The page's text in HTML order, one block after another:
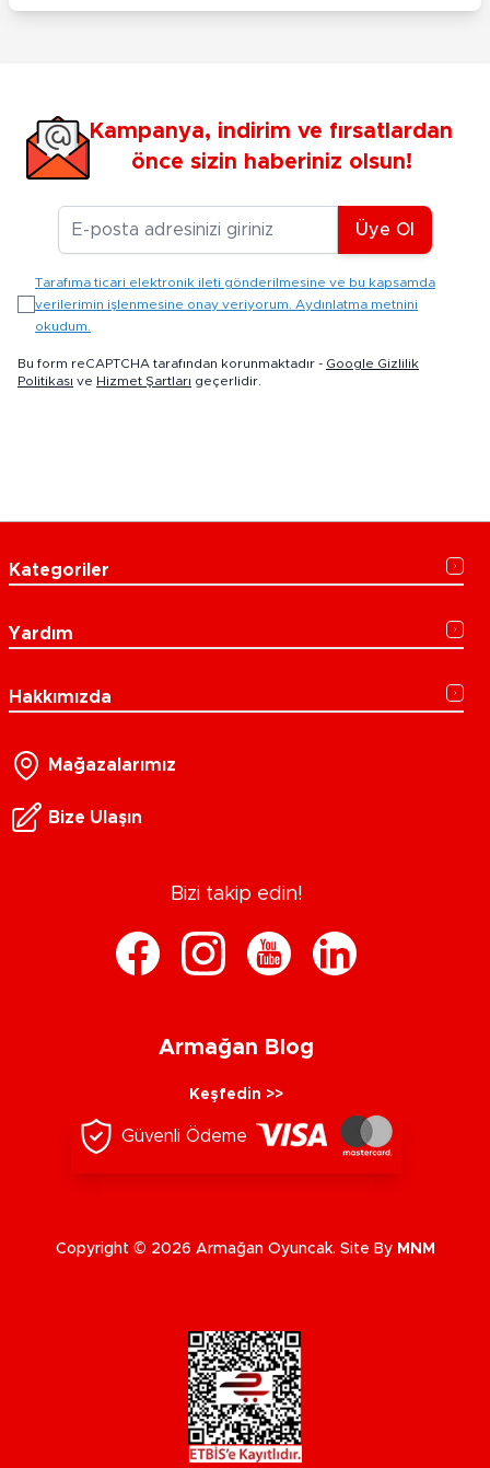
Kampanya, indirim ve fırsatlardan
önce sizin haberiniz olsun!
E-posta Adresiniz
Üye Ol
Tarafıma ticari elektronik ileti gönderilmesine ve bu kapsamda
verilerimin işlenmesine onay veriyorum. Aydınlatma metnini
okudum.
Bu form reCAPTCHA tarafından korunmaktadır - Google Gizlilik
Politikası ve Hizmet Şartları geçerlidir.
Kategoriler
Yardım
Hakkımızda
Mağazalarımız
Bize Ulaşın
Bizi takip edin!
Armağan Blog
Keşfedin >>
Güvenli Ödeme
Copyright © 2026 Armağan Oyuncak. Site By MNM